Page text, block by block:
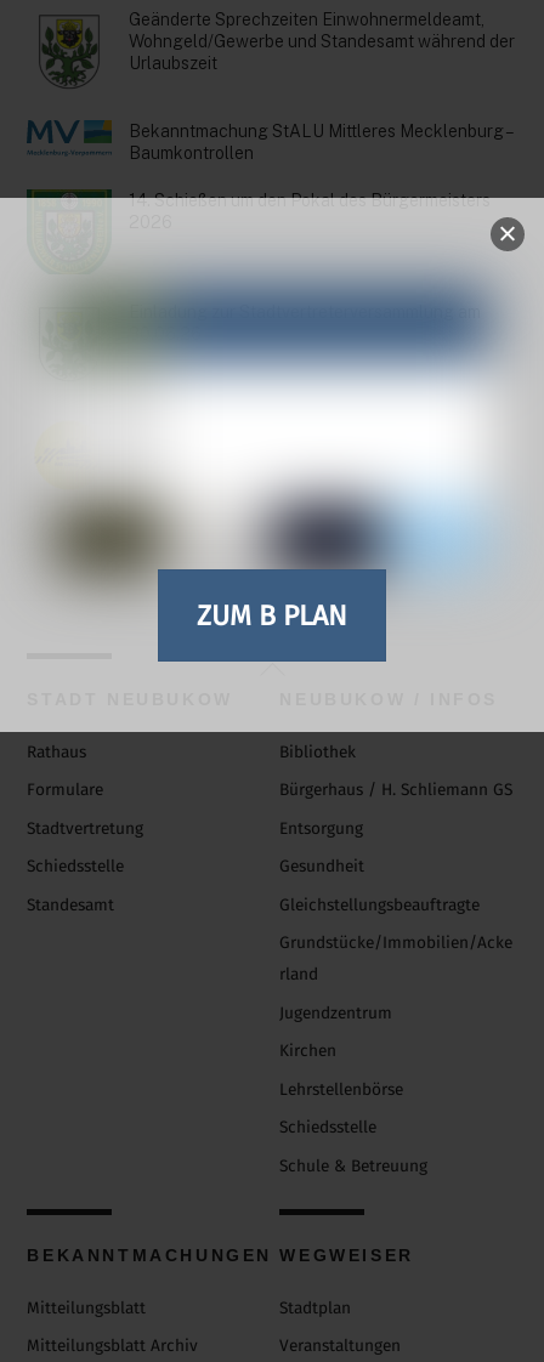
ZUM B PLAN
Geänderte Sprechzeiten Einwohnermeldeamt,
Wohngeld/Gewerbe und Standesamt während der
Urlaubszeit
Bekanntmachung StALU Mittleres Mecklenburg –
Baumkontrollen
14. Schießen um den Pokal des Bürgermeisters
Back
Rathaus
Formulare
Stadtvertretung
Schiedsstelle
Standesamt
Bibliothek
Bürgerhaus / H. Schliemann GS
Entsorgung
Gesundheit
Gleichstellungsbeauftragte
Grundstücke/Immobilien/Acke
rland
Jugendzentrum
Kirchen
Lehrstellenbörse
Schiedsstelle
Schule & Betreuung
BEKANNTMACHUNGEN
Mitteilungsblatt
Mitteilungsblatt Archiv
WEGWEISER
Stadtplan
Veranstaltungen